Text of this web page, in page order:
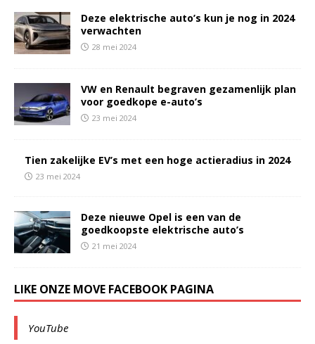
Deze elektrische auto’s kun je nog in 2024
verwachten
28 mei 2024
VW en Renault begraven gezamenlijk plan
voor goedkope e-auto’s
23 mei 2024
Tien zakelijke EV’s met een hoge actieradius in 2024
23 mei 2024
Deze nieuwe Opel is een van de
goedkoopste elektrische auto’s
21 mei 2024
LIKE ONZE MOVE FACEBOOK PAGINA
YouTube